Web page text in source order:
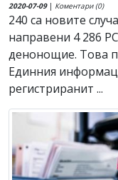
2020-07-09| Коментари (0)
240 са новите
направени 4 286
денонощие. Това
Единния
регистриранит ...